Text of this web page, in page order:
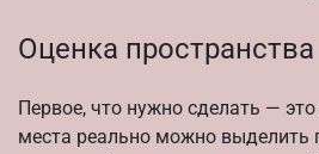
Оценка пространства
Первое, что нужно сделать —
места реально можно выделить